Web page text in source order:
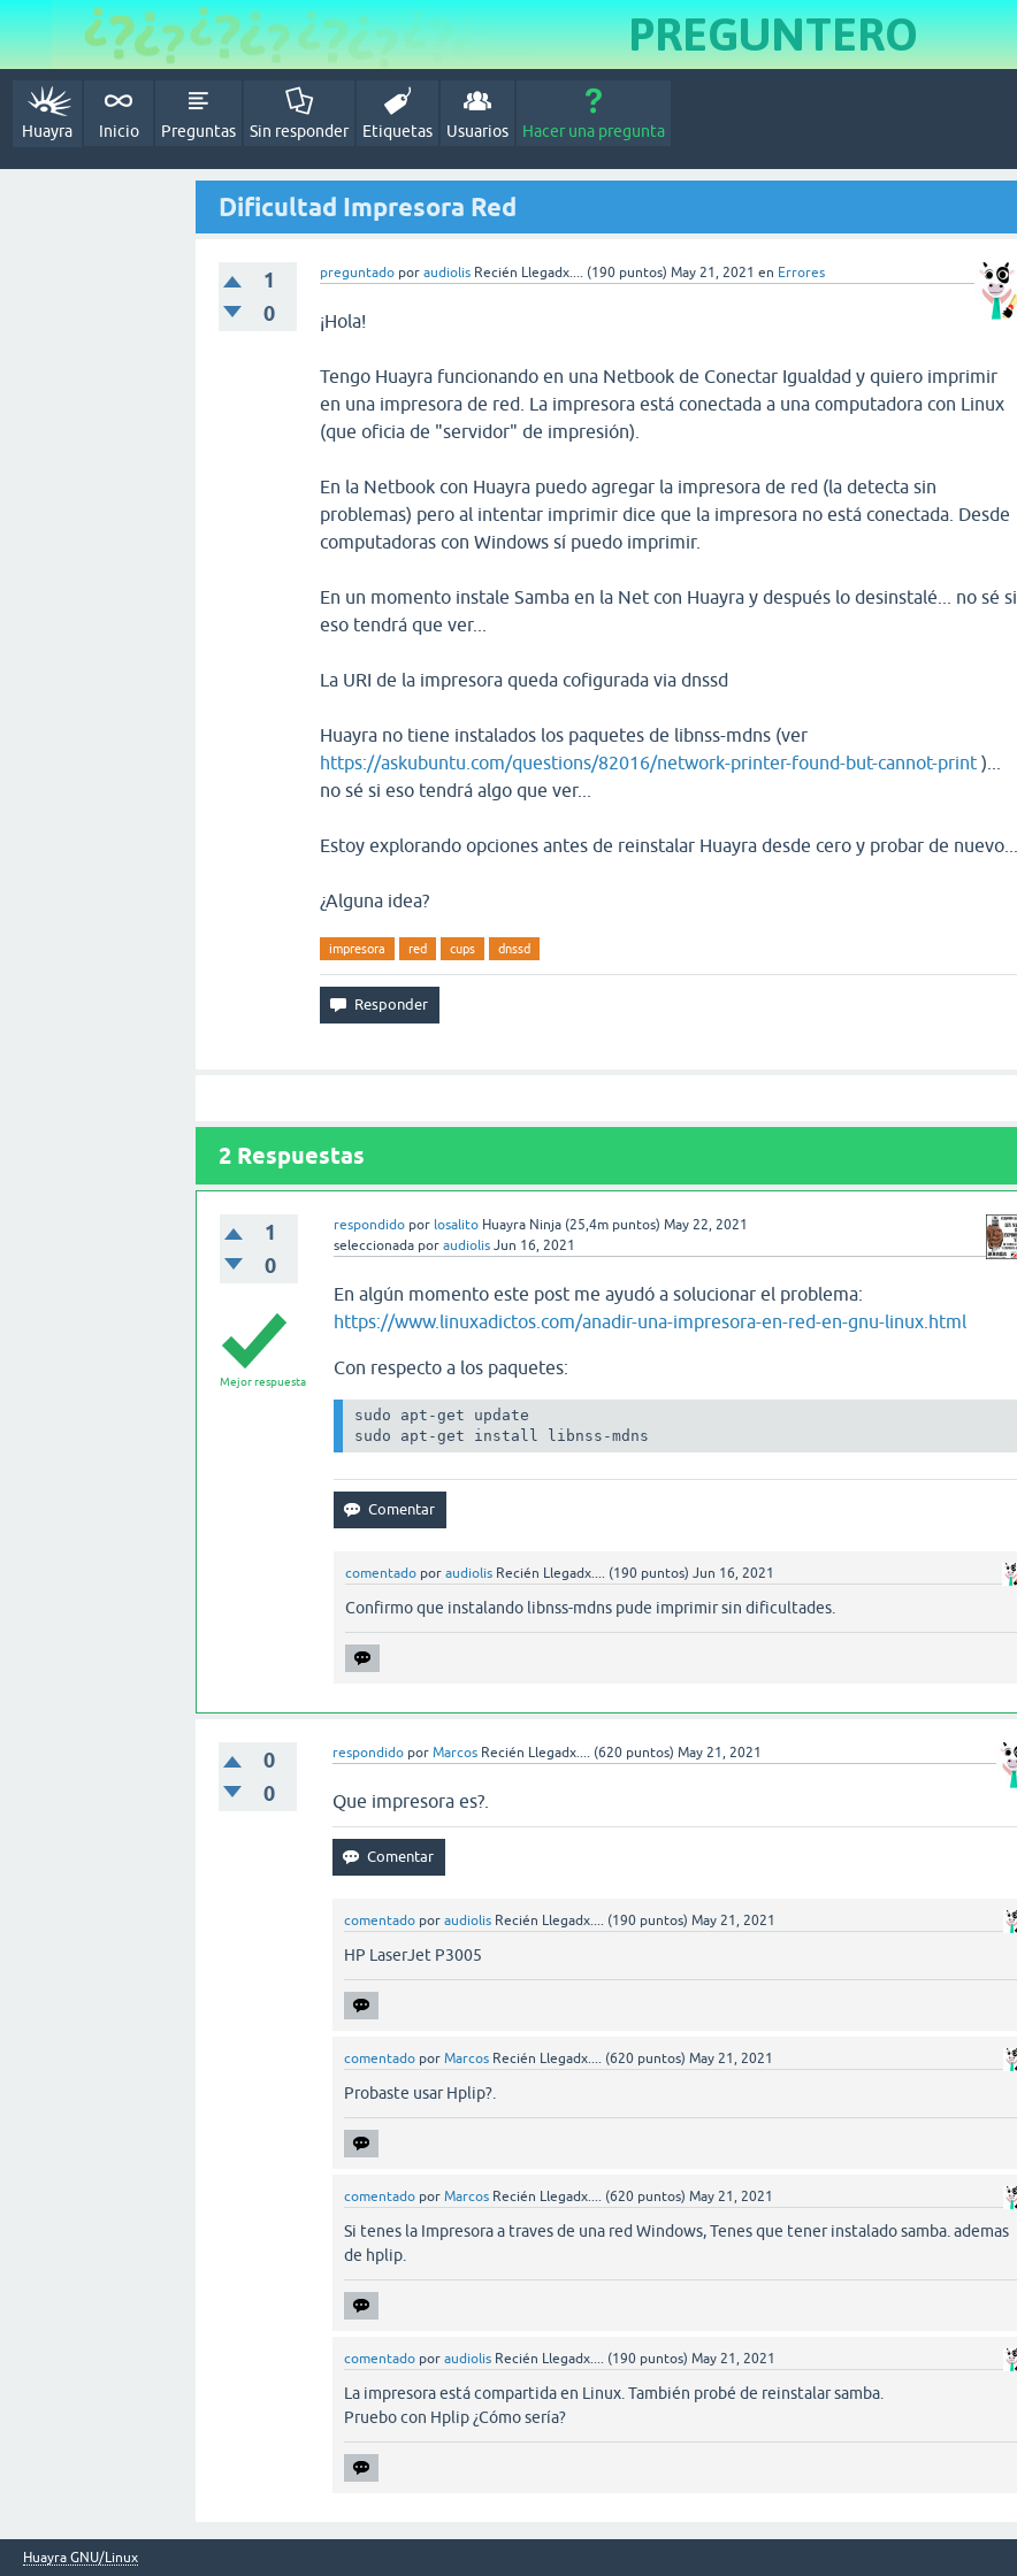
PREGUNTERO
Huayra Inicio Preguntas Sin responder Etiquetas Usuarios Hacer una pregunta
Dificultad Impresora Red
1
0
preguntado por audiolis Recién Llegadx.... (190 puntos) May 21, 2021 en Errores
¡Hola!
Tengo Huayra funcionando en una Netbook de Conectar Igualdad y quiero imprimir
en una impresora de red. La impresora está conectada a una computadora con Linux
(que oficia de "servidor" de impresión).
En la Netbook con Huayra puedo agregar la impresora de red (la detecta sin
problemas) pero al intentar imprimir dice que la impresora no está conectada. Desde
computadoras con Windows sí puedo imprimir.
En un momento instale Samba en la Net con Huayra y después lo desinstalé... no sé si
eso tendrá que ver...
La URI de la impresora queda cofigurada via dnssd
Huayra no tiene instalados los paquetes de libnss-mdns (ver
https://askubuntu.com/questions/82016/network-printer-found-but-cannot-print )...
no sé si eso tendrá algo que ver...
Estoy explorando opciones antes de reinstalar Huayra desde cero y probar de nuevo...
¿Alguna idea?
impresora red cups dnssd
2 Respuestas
1
0
respondido por losalito Huayra Ninja (25,4mpuntos) May 22, 2021
seleccionada por audiolis Jun 16, 2021
Mejor respuesta
En algún momento este post me ayudó a solucionar el problema:
https://www.linuxadictos.com/anadir-una-impresora-en-red-en-gnu-linux.html
Con respecto a los paquetes:
sudo apt-get update
sudo apt-get install libnss-mdns
comentado por audiolis Recién Llegadx.... (190puntos) Jun 16, 2021
Confirmo que instalando libnss-mdns pude imprimir sin dificultades.
0
0
respondido porMarcos Recién Llegadx.... (620 puntos) May 21, 2021
Que impresora es?.
comentado poraudiolis Recién Llegadx.... (190 puntos) May 21, 2021
HP LaserJet P3005
comentado porMarcos Recién Llegadx.... (620 puntos) May 21, 2021
Probaste usar Hplip?.
comentado porMarcos Recién Llegadx.... (620 puntos) May 21, 2021
Si tenes la Impresora a traves de una red Windows, Tenes que tener instalado samba. ademas
de hplip.
comentado poraudiolis Recién Llegadx.... (190 puntos) May 21, 2021
La impresora está compartida en Linux. También probé de reinstalar samba.
Pruebo con Hplip ¿Cómo sería?
Huayra GNU/Linux